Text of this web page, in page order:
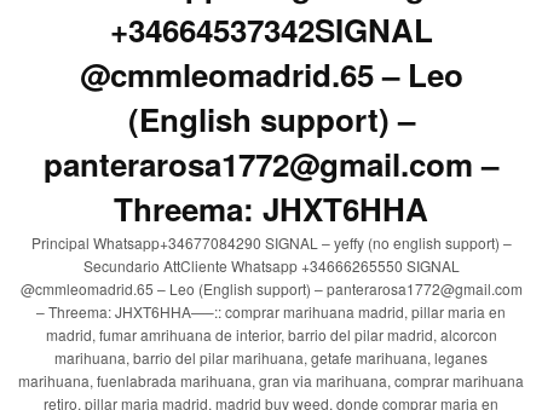
+34664537342SIGNAL
@cmmleomadrid.65 – Leo
(English support) –
panterarosa1772@gmail.com –
Threema: JHXT6HHA
Principal Whatsapp+34677084290 SIGNAL – yeffy (no english support) –
Secundario AttCliente Whatsapp +34666265550 SIGNAL
@cmmleomadrid.65 – Leo (English support) – panterarosa1772@gmail.com
– Threema: JHXT6HHA—–:: comprar marihuana madrid, pillar maria en
madrid, fumar amrihuana de interior, barrio del pilar madrid, alcorcon
marihuana, barrio del pilar marihuana, getafe marihuana, leganes
marihuana, fuenlabrada marihuana, gran via marihuana, comprar marihuana
retiro, pillar maria madrid, madrid buy weed, donde comprar maria en